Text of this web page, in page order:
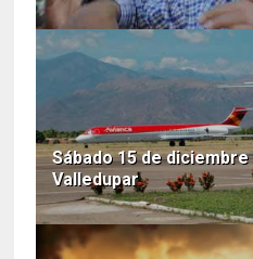
Sábado 15 de
Valledupar